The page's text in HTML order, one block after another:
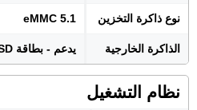
نوع ذاكرة التخزين eMMC 5.1
الذاكرة الخارجية يدعم - بطاقة MicroSD
نظام التشغيل